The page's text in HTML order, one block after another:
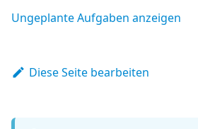
Ungeplante Aufgaben anzeigen
Diese Seite bearbeiten